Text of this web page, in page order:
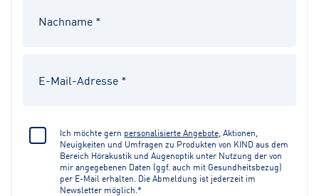
Ich möchte gern personalisierte Angebote , Aktionen,
Neuigkeiten und Umfragen zu Produkten von KIND aus dem
Bereich Hörakustik und Augenoptik unter Nutzung der von
mir angegebenen Daten (ggf. auch mit Gesundheitsbezug)
per E-Mail erhalten. Die Abmeldung ist jederzeit im
Newsletter möglich.*